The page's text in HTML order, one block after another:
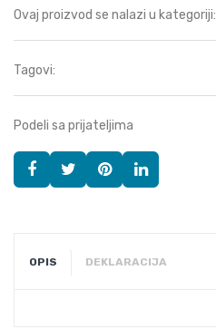
Ovaj proizvod se nalazi u kategoriji:
Tagovi:
Podeli sa prijateljima
OPIS DEKLARACIJA